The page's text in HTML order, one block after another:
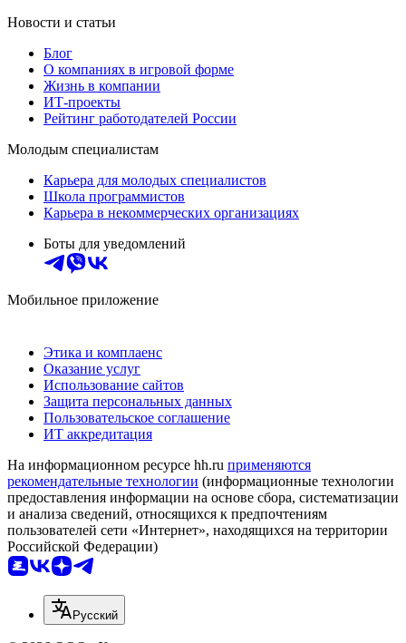
Новости и статьи
Блог
О компаниях в игровой форме
Жизнь в компании
ИТ-проекты
Рейтинг работодателей России
Молодым специалистам
Карьера для молодых специалистов
Школа программистов
Карьера в некоммерческих организациях
Боты для уведомлений
Мобильное приложение
Этика и комплаенс
Оказание услуг
Использование сайтов
Защита персональных данных
Пользовательское соглашение
ИТ аккредитация
На информационном ресурсе hh.ru применяются
рекомендательные технологии (информационные технологии
предоставления информации на основе сбора, систематизации
и анализа сведений, относящихся к предпочтениям
пользователей сети «Интернет», находящихся на территории
Российской Федерации)
Русский